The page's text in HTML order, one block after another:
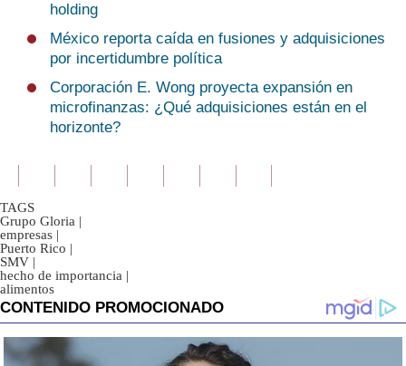
holding
México reporta caída en fusiones y adquisiciones
por incertidumbre política
Corporación E. Wong proyecta expansión en
microfinanzas: ¿Qué adquisiciones están en el
horizonte?
TAGS
Grupo Gloria |
empresas |
Puerto Rico |
SMV |
hecho de importancia |
alimentos